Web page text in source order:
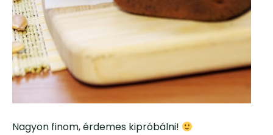
Nagyon finom, érdemes kipróbálni!